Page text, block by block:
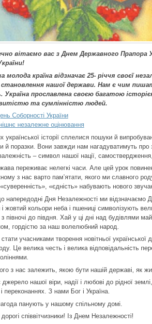
вітаємо вас з Днем Державного Прапора
молода країна відзначає 25- річчя своєї
нашої держави. Нам є чим
Україна прославлена своєю багатою
та сумлінністю людей.
Соборності України
незалежне оцінювання
української історії сплелися пошуки й
й поразки. Вони завжди нам нагадуватимуть про
– символ нашої нації, самоствердження,
переживає нелегкі часи. Але цей урок
з нас варто пам’ятати, якого ми славного
«єдність» набувають нового
напередодні Дня Незалежності ми відзначаємо
і жовтий кольори неба і пшениці символізують
півночі до півдня. Хай у ці дні над будівлями
гордістю за наш волелюбний народ.
учасниками творення новітньої української
Це велика честь і велика відповідальність
з нас залежить, якою бути нашій державі, як
нашої віри, надії і любові до рідної
переконаннях. З нами Бог і Україна.
панують у нашому спільному домі.
співвітчизники! Із Днем Незалежності!